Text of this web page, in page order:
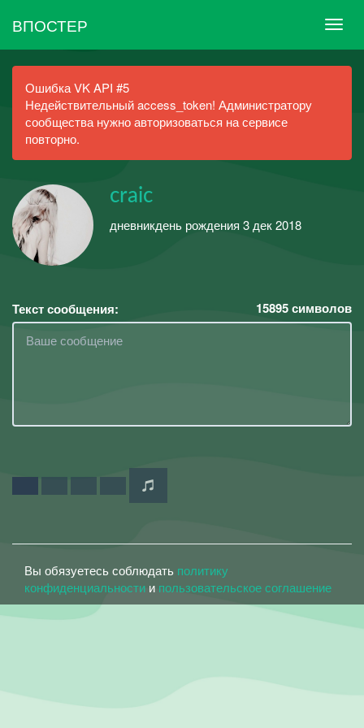
ВПОСТЕР
Ошибка VK API #5
Недействительный access_token! Администратору
сообщества нужно авторизоваться на сервисе
повторно.
craic
дневникдень рождения 3 дек 2018
Текст сообщения: 15895символов
Вы обязуетесь соблюдать политику
конфиденциальности и пользовательское соглашение